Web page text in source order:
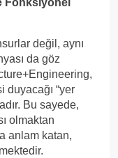
Fonksiyonel
değil, aynı
da göz
duyacağı “yer
Bu sayede,
olmaktan
anlam katan,